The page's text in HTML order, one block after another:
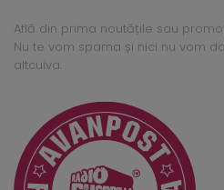
Află din prima noutățile sau
Nu te vom spama și nici nu vom
altcuiva.